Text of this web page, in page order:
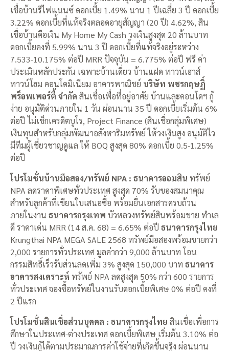
เชื่อบ้านรีไฟแนนซ์ ดอกเบี้ย 1.49% นาน 1 ปีเฉลี่ย 3 ปี ดอกเบี้ย
3.22% ดอกเบี้ยที่แท้จริงตลอดอายุสัญญา (20 ปี) 4.62%, สิน
เชื่อบ้านคือเงิน My Home My Cash วงเงินสูงสุด 20 ล้านบาท
ดอกเบี้ยคงที่ 5.99% นาน 3 ปี ดอกเบี้ยที่แท้จริงอยู่ระหว่าง
7.533-10.175% ต่อปี MRR ปัจจุบัน = 6.775% ต่อปี ฟรี ค่า
ประเมินหลักประกัน เฉพาะบ้านเดี่ยว บ้านแฝด ทาวน์เฮาส์
ทาวน์โฮม คอนโดมิเนียม อาคารพาณิชย์ บริษัท พชรกฤษฏิ์
พร็อพเพอร์ตี้ จำกัด สินเชื่อเพื่อที่อยู่อาศัย บ้านและคอนโดฯ กู้
ง่าย อนุมัติด่วนภายใน 1 วัน ผ่อนนาน 35 ปี ดอกเบี้ยเริ่มต้น 6%
ต่อปี ไม่เช็กเครดิตบูโร, Project Finance (สินเชื่อกลุ่มพิเศษ)
เงินทุนสำหรับกลุ่มพัฒนาอสังหาริมทรัพย์ ให้วงเงินสูง อนุมัติไว
มีทีมผู้เชี่ยวชาญดูแล ให้ BOQ สูงสุด 80% ดอกเบี้ย 0.5-1.25%
ต่อปี
โปรโมชั่นบ้านมือสอง/ทรัพย์ NPA : ธนาคารออมสิน ทรัพย์
NPA ลดราคาพิเศษทั่วประเทศ สูงสุด 70% รับของสมนาคุณ
สำหรับลูกค้าที่เขียนใบเสนอซื้อ พร้อมยื่นเอกสารครบถ้วน
ภายในงาน ธนาคารกรุงเทพ บัวหลวงทรัพย์สินพร้อมขาย ทำเล
ดี ราคาเด่น MRR (14 ส.ค. 68) = 6.65% ต่อปี ธนาคารกรุงไทย
Krungthai NPA MEGA SALE 2568 ทรัพย์มือสองพร้อมขายกว่า
2,000 รายการทั่วประเทศ มูลค่ากว่า 9,000 ล้านบาท โอน
กรรมสิทธิ์เร็วรับส่วนลดเพิ่ม 3% สูงสุด 150,000 บาท ธนาคาร
อาคารสงเคราะห์ ทรัพย์ NPA ลดสูงสุด 50% กว่า 600 รายการ
ทั่วประเทศ จองซื้อทรัพย์ในงานรับดอกเบี้ยพิเศษ 0% ต่อปี คงที่
2 ปีแรก
โปรโมชั่นสินเชื่อส่วนบุคคล : ธนาคารกรุงไทย สินเชื่อเพื่อการ
ศึกษาในประเทศ-ต่างประเทศ ดอกเบี้ยพิเศษ เริ่มต้น 3.10% ต่อ
ปี วงเงินกู้ได้ตามประมาณการค่าใช้จ่ายที่เกิดขึ้นจริง ผ่อนนาน